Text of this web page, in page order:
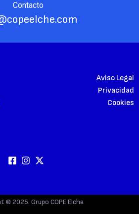
Contacto
Aviso Legal
Privacidad
Cookies
© 2025. Grupo COPE Elche